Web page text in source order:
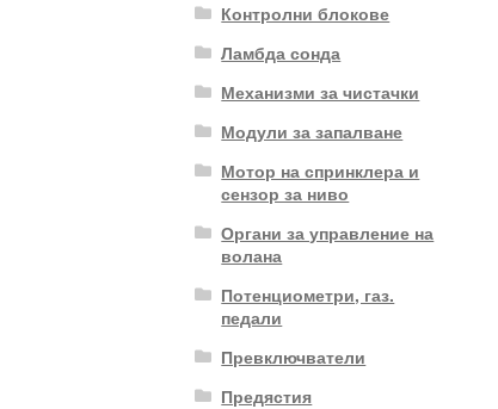
Контролни блокове
Ламбда сонда
Механизми за чистачки
Модули за запалване
Мотор на спринклера и
сензор за ниво
Органи за управление на
волана
Потенциометри, газ.
педали
Превключватели
Предястия